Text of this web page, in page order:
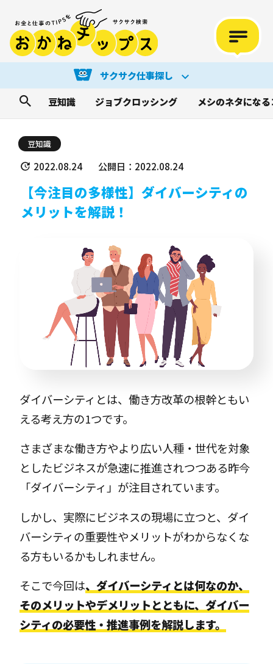
サクサク仕事探し
豆知識
ジョブクロッシング メシのネタにな
豆知識
2022.08.24 公開日：2022.08.24
【今注目の多様性】ダイバーシティの
メリットを解説！
ダイバーシティとは、働き方改革の根幹ともい
える考え方の1つです。
さまざまな働き方やより広い人種・世代を対象
としたビジネスが急速に推進されつつある昨今
「ダイバーシティ」が注目されています。
しかし、実際にビジネスの現場に立つと、ダイ
バーシティの重要性やメリットがわからなくな
る方もいるかもしれません。
そこで今回は、ダイバーシティとは何なのか、
そのメリットやデメリットとともに、ダイバー
シティの必要性・推進事例を解説します。